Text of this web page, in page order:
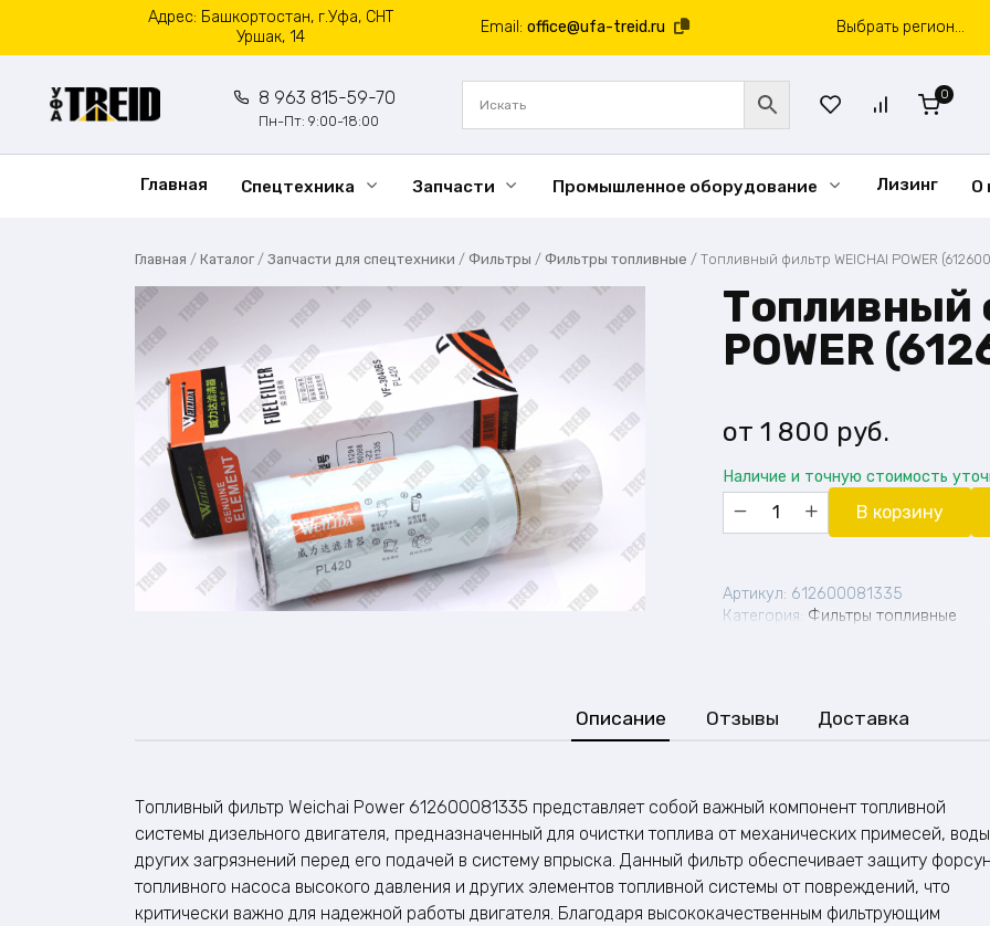
содержанию
Адрес: Башкортостан, г.Уфа, СНТ
Уршак, 14
Email: office@ufa-treid.ru Выбрать регион...
8 963 815-59-70
Пн-Пт: 9:00-18:00
0
Главная Спецтехника Запчасти Промышленное оборудование Лизинг О
Главная / Каталог/ Запчасти для спецтехники / Фильтры / Фильтры топливные / Топливный фильтр WEICHAI POWER
Топливный
POWER
1 800 руб.
Наличие и точную стоимость
Количество
товара
WEICHAI
POWER
В корзину
Артикул: 612600081335
Категория: Фильтры топливные
Описание Отзывы Доставка
Топливный фильтр Weichai Power 612600081335 представляет собой важный компонент топливной
системы дизельного двигателя, предназначенный для очистки топлива от механических примесей,
других загрязнений перед его подачей в систему впрыска. Данный фильтр обеспечивает защиту
топливного насоса высокого давления и других элементов топливной системы от повреждений, что
критически важно для надежной работы двигателя. Благодаря высококачественным фильтрующим